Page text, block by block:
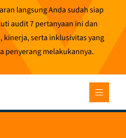
langsung Anda sudah siap
audit 7 pertanyaan ini dan
kinerja, serta inklusivitas yang
penyerang melakukannya.